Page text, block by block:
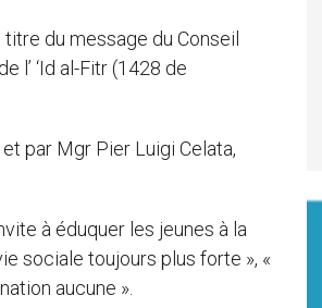
du message du Conseil
l’ ‘Id al-Fitr (1428 de
par Mgr Pier Luigi Celata,
à éduquer les jeunes à la
sociale toujours plus forte », «
aucune ».